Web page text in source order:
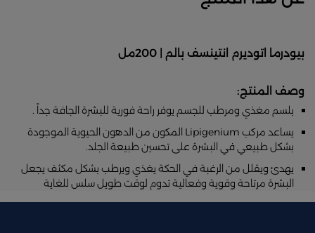
بيودرما اتوديرم انتينسف بالم | 200مل
وصف المنتج:
بلسم مغذي ومرطب للجسم يوفر راحة فورية للبشرة الجافة جداً .
يساعد مركب Lipigenium المكون من الدهون الحيوية الموجودة
بشكل طبيعي في البشرة على تحسين طبيعة الجلد.
يهدئ ويقلل من الرغبة في الحكة يغذي ويرطب بشكل مكثف يجعل
البشرة مرتاحة وقوية وفعالية تدوم لوقت طويل سلس للغاية